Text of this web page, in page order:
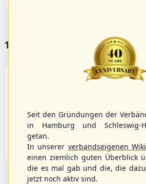
17 Vereine im S/HBV
Bargenstedt
Beavers
Seit den Gründungen der
in Hamburg und Schleswig-
getan.
In unserer verbandseigenen Wiki
einen ziemlich guten Überblick
die es mal gab und die, die
jetzt noch aktiv sind.